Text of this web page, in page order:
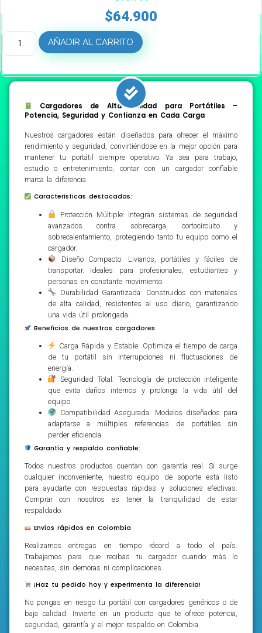
$64.900
AÑADIR AL CARRITO
Cargadores de Alta Calidad para Portátiles –
Potencia, Seguridad y Confianza en Cada Carga
Nuestros cargadores están diseñados para ofrecer el máximo
rendimiento y seguridad, convirtiéndose en la mejor opción para
mantener tu portátil siempre operativo. Ya sea para trabajo,
estudio o entretenimiento, contar con un cargador confiable
marca la diferencia.
Características destacadas:
Protección Múltiple: Integran sistemas de seguridad
avanzados contra sobrecarga, cortocircuito y
sobrecalentamiento, protegiendo tanto tu equipo como el
cargador.
Diseño Compacto: Livianos, portátiles y fáciles de
transportar. Ideales para profesionales, estudiantes y
personas en constante movimiento.
Durabilidad Garantizada: Construidos con materiales
de alta calidad, resistentes al uso diario, garantizando
una vida útil prolongada.
Beneficios de nuestros cargadores:
Carga Rápida y Estable: Optimiza el tiempo de carga
de tu portátil sin interrupciones ni fluctuaciones de
energía.
Seguridad Total: Tecnología de protección inteligente
que evita daños internos y prolonga la vida útil del
equipo.
Compatibilidad Asegurada: Modelos diseñados para
adaptarse a múltiples referencias de portátiles sin
perder eficiencia.
Garantía y respaldo confiable:
Todos nuestros productos cuentan con garantía real. Si surge
cualquier inconveniente, nuestro equipo de soporte está listo
para ayudarte con respuestas rápidas y soluciones efectivas.
Comprar con nosotros es tener la tranquilidad de estar
respaldado.
Envíos rápidos en Colombia
Realizamos entregas en tiempo récord a todo el país.
Trabajamos para que recibas tu cargador cuando más lo
necesitas, sin demoras ni complicaciones.
¡Haz tu pedido hoy y experimenta la diferencia!
No pongas en riesgo tu portátil con cargadores genéricos o de
baja calidad. Invierte en un producto que te ofrece potencia,
seguridad, garantía y el mejor respaldo en Colombia.